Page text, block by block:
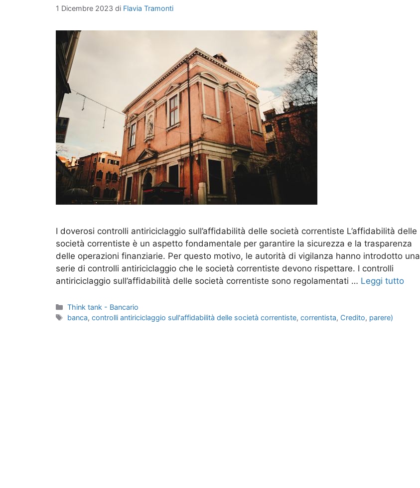
1 Dicembre 2023 di Flavia Tramonti
I doverosi controlli antiriciclaggio sull’affidabilità delle società correntiste L’affidabilità delle
società correntiste è un aspetto fondamentale per garantire la sicurezza e la trasparenza
delle operazioni finanziarie. Per questo motivo, le autorità di vigilanza hanno introdotto una
serie di controlli antiriciclaggio che le società correntiste devono rispettare. I controlli
antiriciclaggio sull’affidabilità delle società correntiste sono regolamentati … Leggi tutto
Categorie
Think tank - Bancario
Tag
banca,controlli antiriciclaggio sull'affidabilità delle società correntiste,correntista, Credito, parere)